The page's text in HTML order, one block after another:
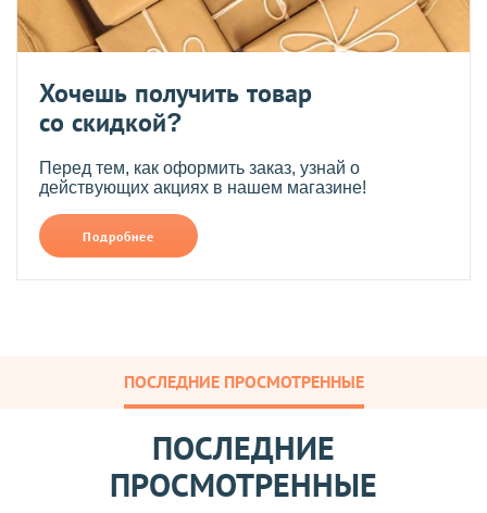
Хочешь получить товар
со скидкой?
Перед тем, как оформить заказ, узнай о
действующих акциях в нашем магазине!
Подробнее
ПОСЛЕДНИЕ ПРОСМОТРЕННЫЕ
ПОСЛЕДНИЕ
ПРОСМОТРЕННЫЕ